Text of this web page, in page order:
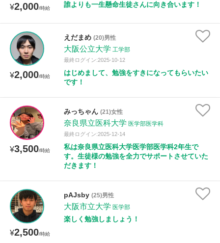
¥2,000/時給 誰よりも一生懸命生徒さんに向き合います！
¥2,000/時給
えだまめ (20)男性
大阪公立大学 工学部
最終ログイン:2025-10-12
はじめまして、勉強をすきになってもらいたい
です！
¥3,500/時給
みっちゃん (21)女性
奈良県立医科大学 医学部医学科
最終ログイン:2025-12-14
私は奈良県立医科大学医学部医学科2年生で
す。生徒様の勉強を全力でサポートさせていた
だきます！
¥2,500/時給
pAJsby (25)男性
大阪市立大学 医学部
楽しく勉強しましょう！